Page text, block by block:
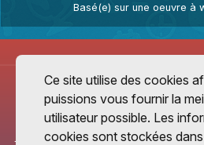
Basé(e) sur une oeuvre à
Ce site utilise des cookies
puissions vous fournir la
utilisateur possible. Les
cookies sont stockées